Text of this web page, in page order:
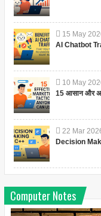
15 May
AI Chatbot
10 May
15 आसान और
22 Mar
Decision
Computer Notes